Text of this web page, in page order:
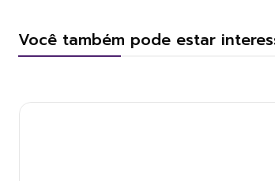
Você também pode estar